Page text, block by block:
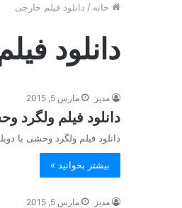
خانه / دانلود فیلم خارجی
دانلود
مدیر مارس 5, 2015
دانلود فیلم ولگرد
دانلود فیلم ولگرد وحشی با
بیشتر بخوانید »
مدیر مارس 5, 2015